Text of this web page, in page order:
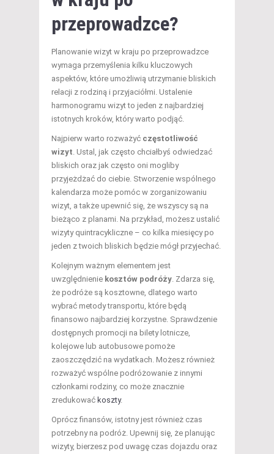
przeprowadzce?
Planowanie wizyt w kraju po przeprowadzce
wymaga przemyślenia kilku kluczowych
aspektów, które umożliwią utrzymanie bliskich
relacji z rodziną i przyjaciółmi. Ustalenie
harmonogramu wizyt to jeden z najbardziej
istotnych kroków, który warto podjąć.
Najpierw warto rozważyć częstotliwość
wizyt . Ustal, jak często chciałbyś odwiedzać
bliskich oraz jak często oni mogliby
przyjeżdżać do ciebie. Stworzenie wspólnego
kalendarza może pomóc w zorganizowaniu
wizyt, a także upewnić się, że wszyscy są na
bieżąco z planami. Na przykład, możesz ustalić
wizyty quintracykliczne – co kilka miesięcy po
jeden z twoich bliskich będzie mógł przyjechać.
Kolejnym ważnym elementem jest
uwzględnienie kosztów podróży . Zdarza się,
że podróże są kosztowne, dlatego warto
wybrać metody transportu, które będą
finansowo najbardziej korzystne. Sprawdzenie
dostępnych promocji na bilety lotnicze,
kolejowe lub autobusowe pomoże
zaoszczędzić na wydatkach. Możesz również
rozważyć wspólne podróżowanie z innymi
członkami rodziny, co może znacznie
zredukować koszty.
Oprócz finansów, istotny jest również czas
potrzebny na podróż. Upewnij się, że planując
wizyty, bierzesz pod uwagę czas dojazdu oraz